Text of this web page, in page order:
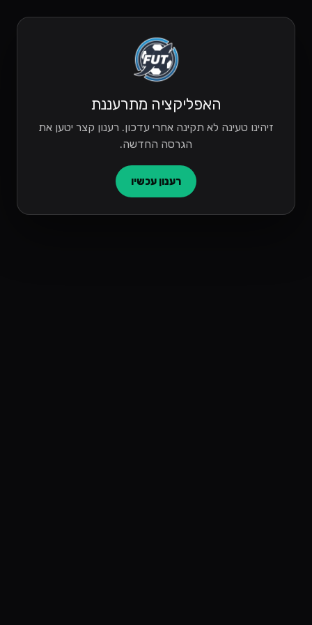
האפליקציה מתרעננת
זיהינו טעינה לא תקינה אחרי עדכון. רענון קצר יטען את
הגרסה החדשה.
רענון עכשיו